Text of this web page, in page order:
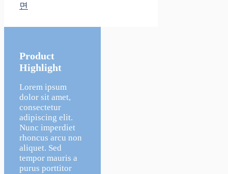
면
Product
Highlight
Lorem ipsum
dolor sit amet,
consectetur
adipiscing elit.
Nunc imperdiet
rhoncus arcu non
aliquet. Sed
tempor mauris a
purus porttitor